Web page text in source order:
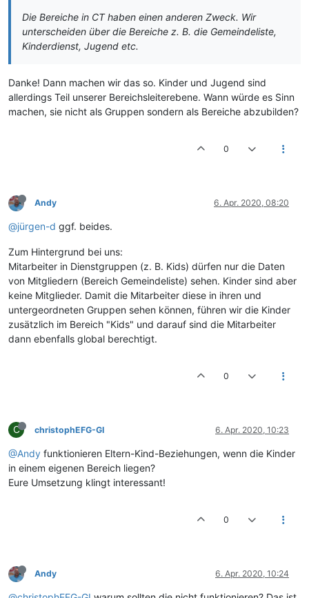
Die Bereiche in CT haben einen anderen Zweck. Wir
unterscheiden über die Bereiche z. B. die Gemeindeliste,
Kinderdienst, Jugend etc.
Danke! Dann machen wir das so. Kinder und Jugend sind
allerdings Teil unserer Bereichsleiterebene. Wann würde es Sinn
machen, sie nicht als Gruppen sondern als Bereiche abzubilden?
0
Andy 6. Apr. 2020, 08:20
@jürgen-d ggf. beides.
Zum Hintergrund bei uns:
Mitarbeiter in Dienstgruppen (z. B. Kids) dürfen nur die Daten
von Mitgliedern (Bereich Gemeindeliste) sehen. Kinder sind aber
keine Mitglieder. Damit die Mitarbeiter diese in ihren und
untergeordneten Gruppen sehen können, führen wir die Kinder
zusätzlich im Bereich "Kids" und darauf sind die Mitarbeiter
dann ebenfalls global berechtigt.
0
C christophEFG-GI 6. Apr. 2020, 10:23
@Andy funktionieren Eltern-Kind-Beziehungen, wenn die Kinder
in einem eigenen Bereich liegen?
Eure Umsetzung klingt interessant!
0
Andy 6. Apr. 2020, 10:24